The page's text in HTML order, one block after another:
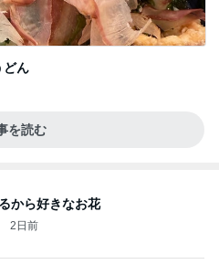
どん
を読む
から好きなお花
2日前